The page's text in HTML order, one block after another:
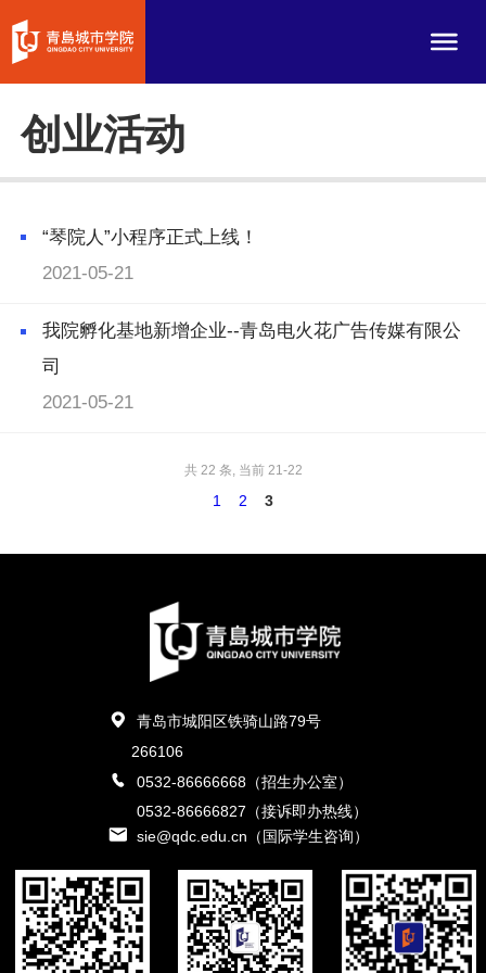
创业活动
“琴院人”小程序正式上线！
2021-05-21
我院孵化基地新增企业--青岛电火花广告传媒有限公
司
2021-05-21
共 22 条, 当前 21-22
1 2 3
青岛市城阳区铁骑山路79号
266106
0532-86666668（招生办公室）
0532-86666827（接诉即办热线）
sie@qdc.edu.cn（国际学生咨询）